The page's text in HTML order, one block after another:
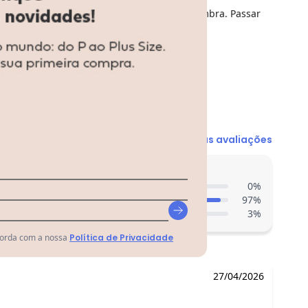
baixa. Secagem em varal a sombra. Passar
N/D*
R$ 44,89
R$ 44,89
R$ 53,89
N/D*
Ver todas as avaliações
0%
97%
3%
27/04/2026
com a nossa Política de Privacidade